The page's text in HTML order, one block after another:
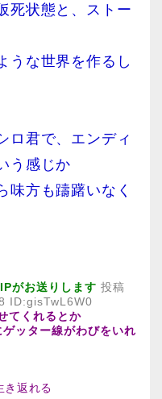
死状態と、ストー
うな世界を作るし
ロ君で、エンディ
う感じか
味方も躊躇いなく
がお送りします 投稿
ID:gisTwL6W0
てくれるとか
ッター線がわびをいれ
き返れる